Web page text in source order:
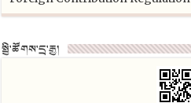
སྤྱི་ཚོགས་དྲ་རྒྱ།